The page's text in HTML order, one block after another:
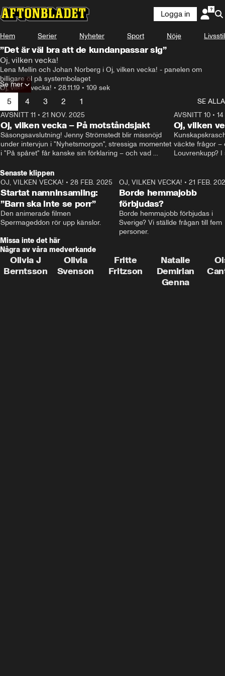
Logga in
Hem Serier Nyheter Sport Nöje Livsstil
”Det är väl bra att de kundanpassar sig”
Oj, vilken vecka!
Lena Mellin och Johan Norberg i Oj, vilken vecka! - panelen om
billigare öl på systembolaget
Oj, vilken vecka! • 28.11.19 • 109 sek
Se mer
5 4 3 2 1
SE ALLA
AVSNITT 11 • 21 NOV. 2025
Oj, vilken vecka – På motståndsjakt
Säsongsavslutning! Jenny Strömstedt blir missnöjd
under intervjun i "Nyhetsmorgon", stressiga momentet
i "På spåret" får kanske sin förklaring – och vad
Cantwell och Karin Pettersson.
AVSNITT 10•
Oj, vilken
väckte frågor –
Louvrenkupp?
Senaste klippen
2:40
OJ, VILKEN VECKA! • 28 FEB. 2025
Startat namninsamling:
”Barn ska inte se porr”
Den animerade filmen
Spermageddon rör upp känslor.
OJ, VILKEN VECKA! • 21 FEB.
Borde hemmajobb
förbjudas?
Borde hemmajobb förbjudas i
Sverige? Vi ställde frågan till fem
personer.
Missa inte det här
Några av våra medverkande
Olivia J
Berntsson
Olivia
Svenson
Fritte
Fritzson
Natalie
Demirian
Genna